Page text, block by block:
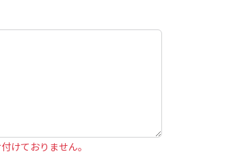
けておりません。